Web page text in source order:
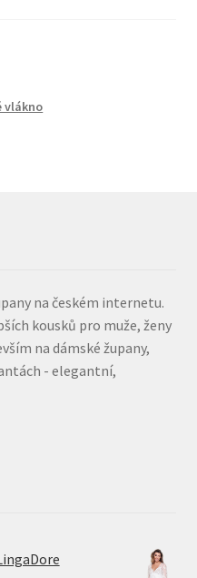
vlákno
na českém internetu.
kousků pro muže, ženy
na dámské župany,
- elegantní,